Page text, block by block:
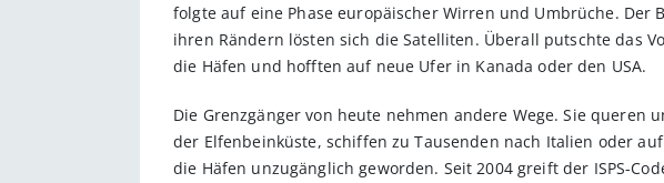
folgte auf eine Phase europäischer Wirren und Umbrüche.
ihren Rändern lösten sich die Satelliten. Überall putschte das
die Häfen und hofften auf neue Ufer in Kanada oder den USA.
Die Grenzgänger von heute nehmen andere Wege. Sie
der Elfenbeinküste, schiffen zu Tausenden nach Italien oder
die Häfen unzugänglich geworden. Seit 2004 greift der ISPS-